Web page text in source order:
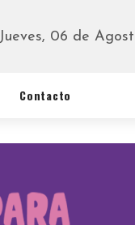
Jueves, 06 de
Contacto